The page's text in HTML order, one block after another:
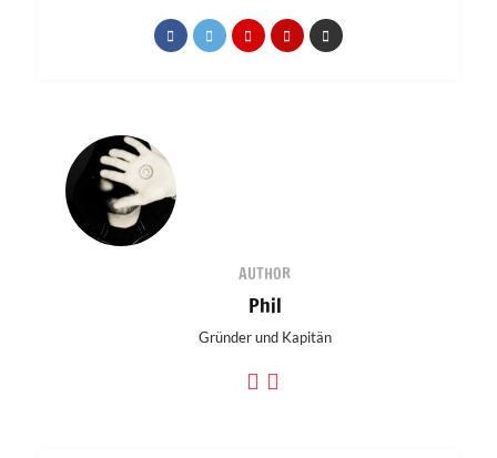
AUTHOR
Phil
Gründer und Kapitän